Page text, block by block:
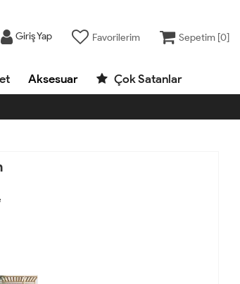
Giriş Yap Favorilerim Sepetim [0]
Aksesuar Çok Satanlar